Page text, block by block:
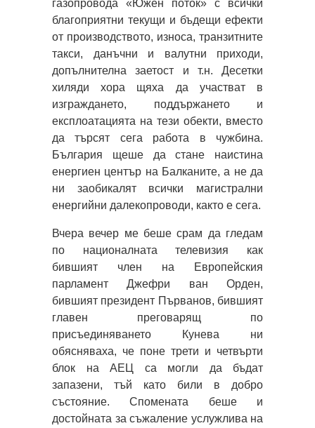
газопровода «Южен поток» с всички
благоприятни текущи и бъдещи ефекти
от производството, износа, транзитните
такси, данъчни и валутни приходи,
допълнителна заетост и т.н. Десетки
хиляди хора щяха да участват в
изграждането, поддържането и
експлоатацията на тези обекти, вместо
да търсят сега работа в чужбина.
България щеше да стане наистина
енергиен център на Балканите, а не да
ни заобикалят всички магистрални
енергийни далекопроводи, както е сега.
Вчера вечер ме беше срам да гледам
по националната телевизия как
бившият член на Европейския
парламент Джефри ван Орден,
бившият президент Първанов, бившият
главен преговарящ по
присъединяването Кунева ни
обясняваха, че поне трети и четвърти
блок на АЕЦ са могли да бъдат
запазени, тъй като били в добро
състояние. Спомената беше и
достойната за съжаление услужлива на